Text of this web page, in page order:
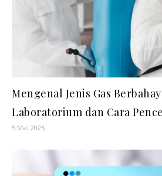
Mengenal Jenis Gas
Laboratorium dan Cara
5 Mei 2025